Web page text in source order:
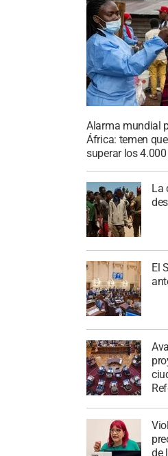
Alarma mundial
África: temen
superar los
La
El
de